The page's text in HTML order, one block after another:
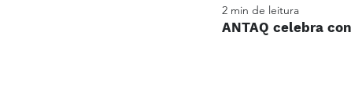
ANTAQ celebra
2 min de leitura